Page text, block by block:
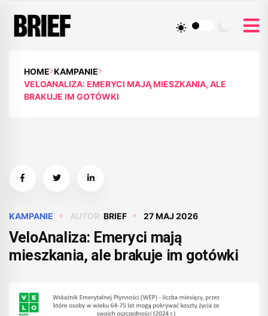
HOME KAMPANIE
VELOANALIZA: EMERYCI MAJĄ MIESZKANIA, ALE
BRAKUJE IM GOTÓWKI
KAMPANIE AUTOR: BRIEF 27 MAJ 2026
VeloAnaliza: Emeryci mają
mieszkania, ale brakuje im gotówki